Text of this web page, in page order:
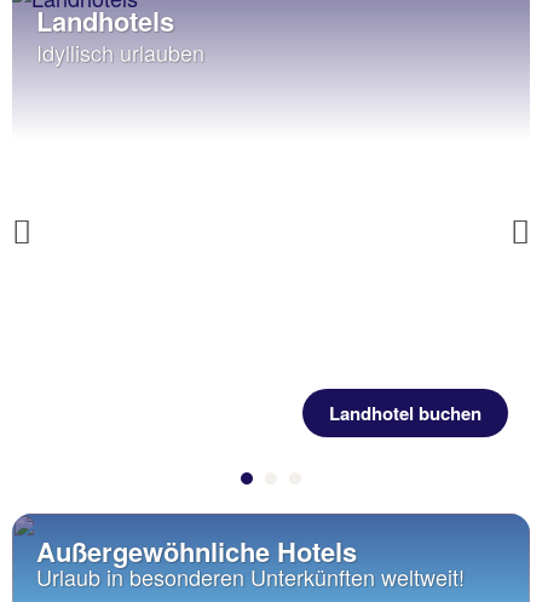
Previous
Landhotels
Idyllisch urlauben
Landhotel buchen
Außergewöhnliche Hotels
Urlaub in besonderen Unterkünften weltweit!